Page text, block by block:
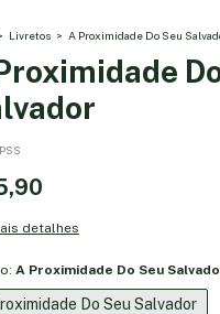
Livretos > A Proximidade Do Seu
detalhes
A Proximidade Do Seu
Do Seu Salvador